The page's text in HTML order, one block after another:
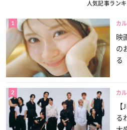
人気記事ラン
1 カ
映
の
る
2 カ
る